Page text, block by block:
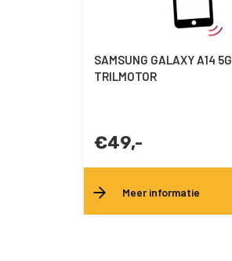
SAMSUNG GALAXY A14 5G
TRILMOTOR
€49,-
Meer informatie